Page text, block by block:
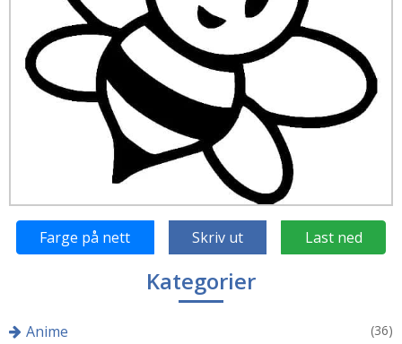
Farge på nett Skriv ut Last ned
Kategorier
Anime (36)